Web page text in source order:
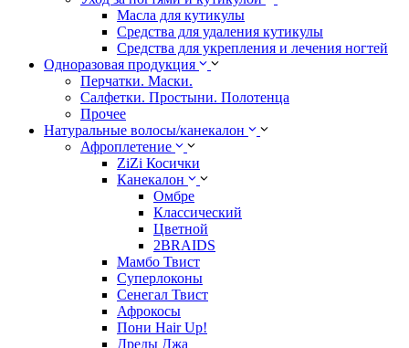
Масла для кутикулы
Средства для удаления кутикулы
Средства для укрепления и лечения ногтей
Одноразовая продукция
Перчатки. Маски.
Салфетки. Простыни. Полотенца
Прочее
Натуральные волосы/канекалон
Афроплетение
ZiZi Косички
Канекалон
Омбре
Классический
Цветной
2BRAIDS
Мамбо Твист
Суперлоконы
Сенегал Твист
Афрокосы
Пони Hair Up!
Дреды Джа